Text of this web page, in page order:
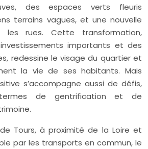
des espaces verts fleuris
terrains vagues, et une nouvelle
les rues. Cette transformation,
importants et des
redessine le visage du quartier et
la vie de ses habitants. Mais
s’accompagne aussi de défis,
de gentrification et de
Tours, à proximité de la Loire et
par les transports en commun, le